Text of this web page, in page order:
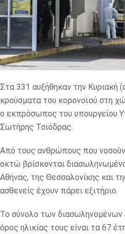
Στα 331 αυξήθηκαν την
κρούσματα του κορονοϊού στη
ο εκπρόσωπος του υπουργείου
Σωτήρης Τσιόδρας.
Από τους ανθρώπους που νοσούν
οκτώ βρίσκονται
Αθήνας, της Θεσσαλονίκης και
ασθενείς έχουν πάρει εξιτήριο.
Το σύνολο των διασωληνομένων
όρος ηλικίας τους είναι τα 67